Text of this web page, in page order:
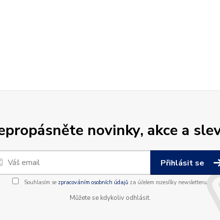
novinky, akce a
Přihlásit se
Souhlasím se zpracováním osobních údajůza účelem rozesílky newsletteru.
Můžete se kdykoliv odhlásit.